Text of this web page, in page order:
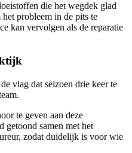
die het wegdek glad
probleem in de pits te
kan vervolgen als de reparatie
vlag dat seizoen drie keer te
te geven aan deze
samen met het
zodat duidelijk is voor wie